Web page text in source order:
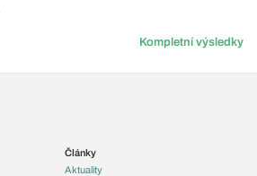
Kompletní výsledky
Články
Aktuality